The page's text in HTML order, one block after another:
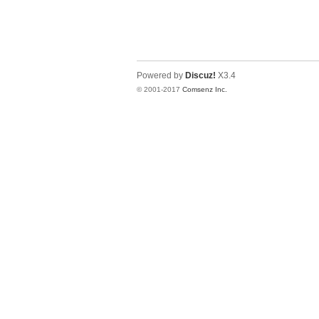
Powered by Discuz! X3.4
© 2001-2017 Comsenz Inc.